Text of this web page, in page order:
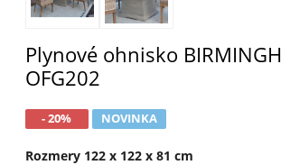
Plynové ohnisko
OFG202
- 20% NOVINKA
Rozmery 122 x 122 x 81 cm